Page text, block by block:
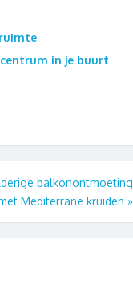
in je buurt
balkonontmoeting
Mediterrane kruiden »